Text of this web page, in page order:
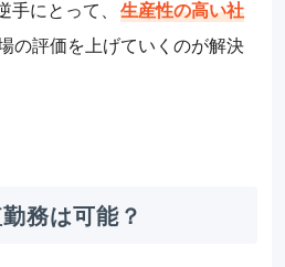
にとって、 生産性の高い社
の評価を上げていくのが解決
務は可能？